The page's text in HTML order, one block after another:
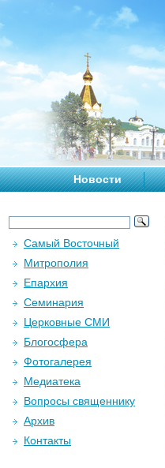
Новости
Самый Восточный
Митрополия
Епархия
Семинария
Церковные СМИ
Блогосфера
Фотогалерея
Медиатека
Вопросы священнику
Архив
Контакты